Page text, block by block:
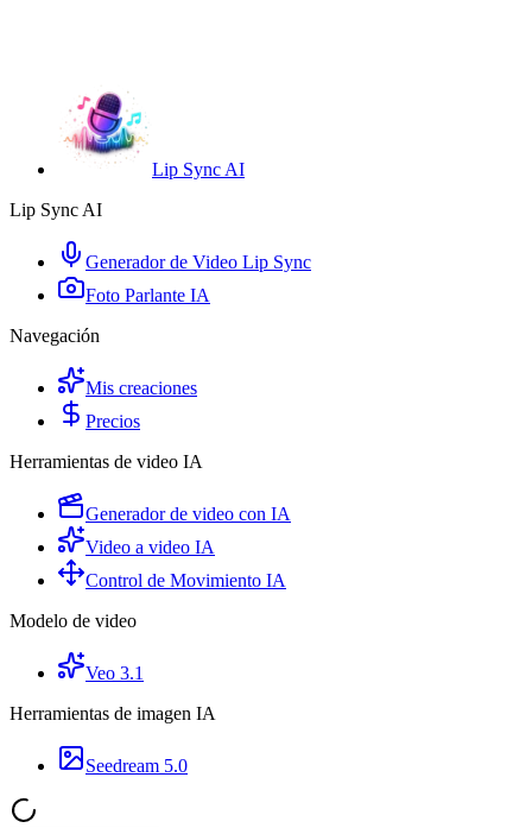
Lip Sync AI
Lip Sync AI
Generador de Video Lip Sync
Foto Parlante IA
Navegación
Mis creaciones
Precios
Herramientas de video IA
Generador de video con IA
Video a video IA
Control de Movimiento IA
Modelo de video
Veo 3.1
Herramientas de imagen IA
Seedream 5.0